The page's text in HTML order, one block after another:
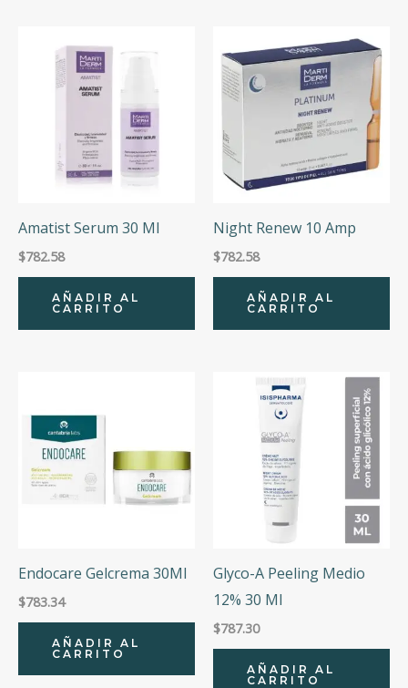
Amatist Serum 30 Ml
$782.58
AÑADIR AL
CARRITO
Night Renew 10 Amp
$782.58
AÑADIR AL
CARRITO
Endocare Gelcrema 30Ml
$783.34
AÑADIR AL
CARRITO
Glyco-A Peeling Medio
12% 30 Ml
$787.30
AÑADIR AL
CARRITO